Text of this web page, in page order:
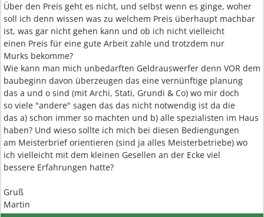
Über den Preis geht es nicht, und selbst wenn es ginge, woher
soll ich denn wissen was zu welchem Preis überhaupt machbar
ist, was gar nicht gehen kann und ob ich nicht vielleicht
einen Preis für eine gute Arbeit zahle und trotzdem nur
Murks bekomme?
Wie kann man mich unbedarften Geldrauswerfer denn VOR dem
baubeginn davon überzeugen das eine vernünftige planung
das a und o sind (mit Archi, Stati, Grundi & Co) wo mir doch
so viele "andere" sagen das das nicht notwendig ist da die
das a) schon immer so machten und b) alle spezialisten im Haus
haben? Und wieso sollte ich mich bei diesen Bediengungen
am Meisterbrief orientieren (sind ja alles Meisterbetriebe) wo
ich vielleicht mit dem kleinen Gesellen an der Ecke viel
bessere Erfahrungen hatte?
Gruß
Martin